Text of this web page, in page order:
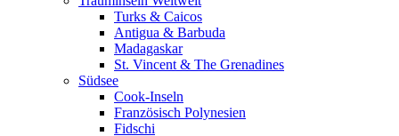
Turks & Caicos
Antigua & Barbuda
Madagaskar
St. Vincent & The Grenadines
Südsee
Cook-Inseln
Französisch Polynesien
Fidschi